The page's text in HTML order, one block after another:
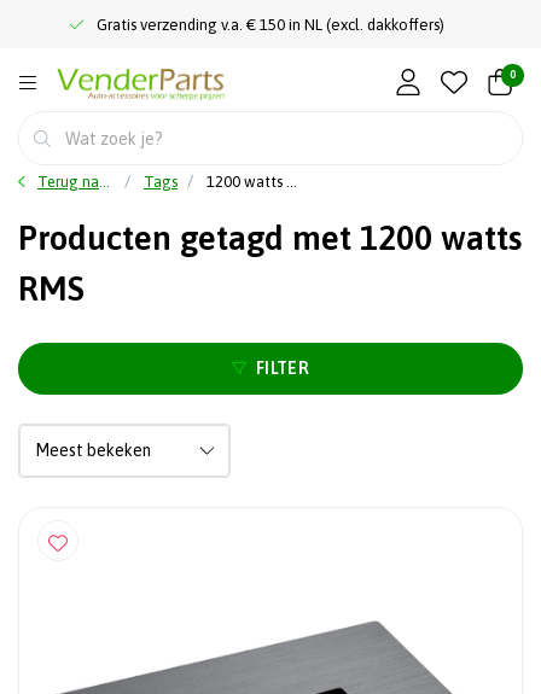
Gratis verzending v.a. € 150 in NL (excl. dakkoffers)
0
Terug naar home Tags 1200 watts RMS
Producten getagd met 1200 watts
RMS
FILTER